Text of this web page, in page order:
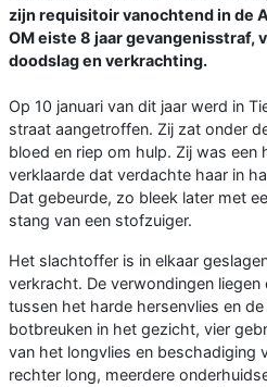
zijn requisitoir vanochtend in de
OM eiste 8 jaar gevangenisstraf,
doodslag en verkrachting.
Op 10 januari van dit jaar werd in
straat aangetroffen. Zij zat onder
bloed en riep om hulp. Zij was een
verklaarde dat verdachte haar in
Dat gebeurde, zo bleek later met
stang van een stofzuiger.
Het slachtoffer is in elkaar
verkracht. De verwondingen liegen
tussen het harde hersenvlies en
botbreuken in het gezicht, vier
van het longvlies en beschadiging
rechter long, meerdere